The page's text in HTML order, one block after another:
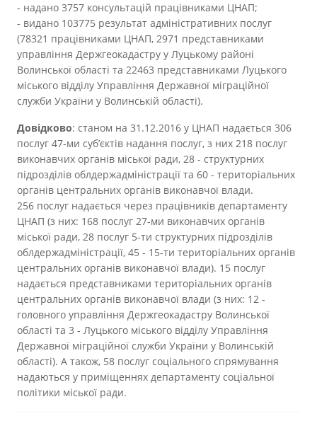
- надано 3757 консультацій працівниками ЦНАП;
- видано 103775 результат адміністративних послуг
(78321 працівниками ЦНАП, 2971 представниками
управління Держгеокадастру у Луцькому районі
Волинської області та 22463 представниками Луцького
міського відділу Управління Державної міграційної
служби України у Волинській області).
Довідково: станом на 31.12.2016 у ЦНАП надається 306
послуг 47-ми суб’єктів надання послуг, з них 218 послуг
виконавчих органів міської ради, 28 - структурних
підрозділів облдержадміністрації та 60 - територіальних
органів центральних органів виконавчої влади.
256 послуг надається через працівників департаменту
ЦНАП (з них: 168 послуг 27-ми виконавчих органів
міської ради, 28 послуг 5-ти структурних підрозділів
облдержадміністрації, 45 - 15-ти територіальних органів
центральних органів виконавчої влади). 15 послуг
надається представниками територіальних органів
центральних органів виконавчої влади (з них: 12 -
головного управління Держгеокадастру Волинської
області та 3 - Луцького міського відділу Управління
Державної міграційної служби України у Волинській
області). А також, 58 послуг соціального спрямування
надаються у приміщеннях департаменту соціальної
політики міської ради.